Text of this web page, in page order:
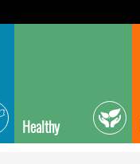
Healthy